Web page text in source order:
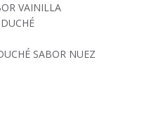
VAINILLA
SABOR NUEZ